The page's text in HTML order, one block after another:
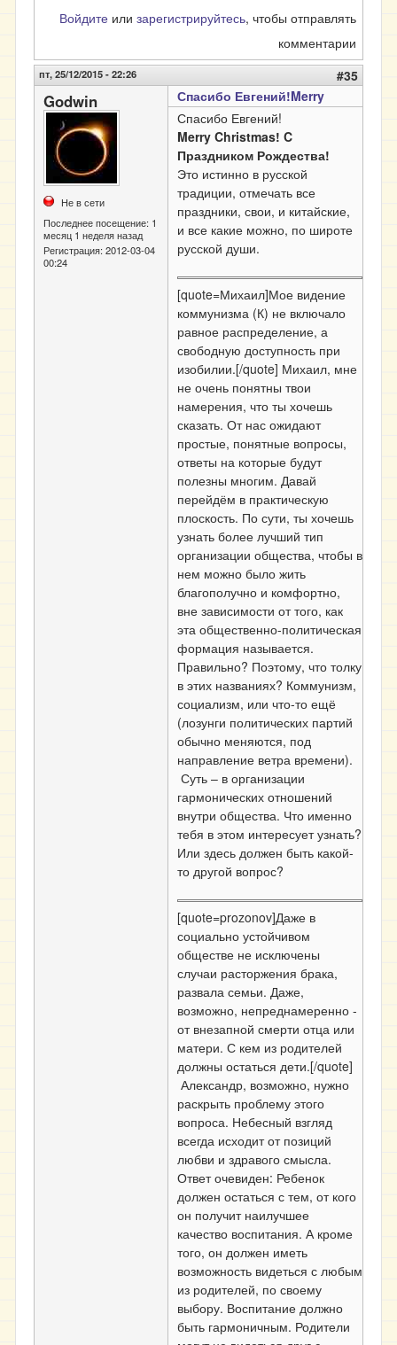
Войдите или зарегистрируйтесь, чтобы отправлять
комментарии
пт, 25/12/2015 - 22:26 #35
Godwin
Не в сети
Последнее посещение: 1
месяц 1 неделя назад
Регистрация:2012-03-04
00:24
Спасибо Евгений!Merry
Спасибо Евгений!
Merry Christmas! C
Праздником Рождества!
Это истинно в русской
традиции, отмечать все
праздники, свои, и китайские,
и все какие можно, по широте
русской души.
[quote=Михаил]Мое видение
коммунизма (К) не включало
равное распределение, а
свободную доступность при
изобилии.[/quote] Михаил, мне
не очень понятны твои
намерения, что ты хочешь
сказать. От нас ожидают
простые, понятные вопросы,
ответы на которые будут
полезны многим. Давай
перейдём в практическую
плоскость. По сути, ты хочешь
узнать более лучший тип
организации общества, чтобы в
нем можно было жить
благополучно и комфортно,
вне зависимости от того, как
эта общественно-политическая
формация называется.
Правильно? Поэтому, что толку
в этих названиях? Коммунизм,
социализм, или что-то ещё
(лозунги политических партий
обычно меняются, под
направление ветра времени).
Суть – в организации
гармонических отношений
внутри общества. Что именно
тебя в этом интересует узнать?
Или здесь должен быть какой-
то другой вопрос?
[quote=prozonov]Даже в
социально устойчивом
обществе не исключены
случаи расторжения брака,
развала семьи. Даже,
возможно, непреднамеренно -
от внезапной смерти отца или
матери. С кем из родителей
должны остаться дети.[/quote]
Александр, возможно, нужно
раскрыть проблему этого
вопроса. Небесный взгляд
всегда исходит от позиций
любви и здравого смысла.
Ответ очевиден: Ребенок
должен остаться с тем, от кого
он получит наилучшее
качество воспитания. А кроме
того, он должен иметь
возможность видеться с любым
из родителей, по своему
выбору. Воспитание должно
быть гармоничным. Родители